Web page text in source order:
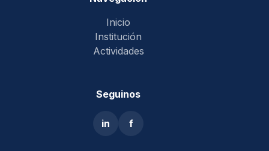
Inicio
Institución
Actividades
Seguinos
in f